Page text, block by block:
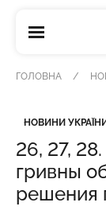
ГОЛОВНА
Категорія
НОВИНИ УКРАЇНИ
Дата
26, 27,
гривны
решения